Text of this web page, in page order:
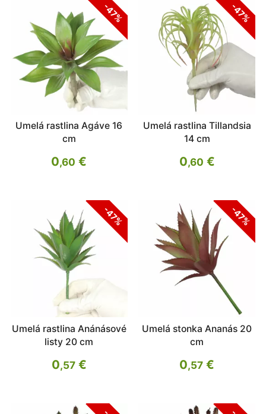
-47%
Umelá rastlina Agáve 16
cm
0,60 €
-47%
Umelá rastlina Tillandsia
14 cm
0,60 €
-47%
Umelá rastlina Anánásové
listy 20 cm
0,57€
-47%
Umelá stonka Ananás 20
cm
0,57 €